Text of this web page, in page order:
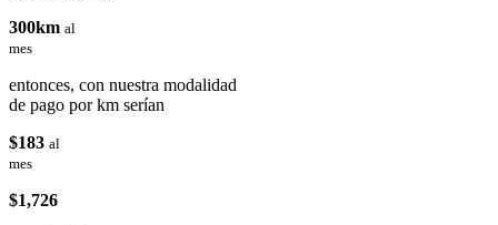
300km al
mes
entonces, con nuestra modalidad
de pago por km serían
$183 al
mes
$1,726